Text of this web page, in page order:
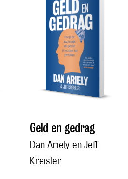
Geld en gedrag
Dan Ariely en Jeff
Kreisler